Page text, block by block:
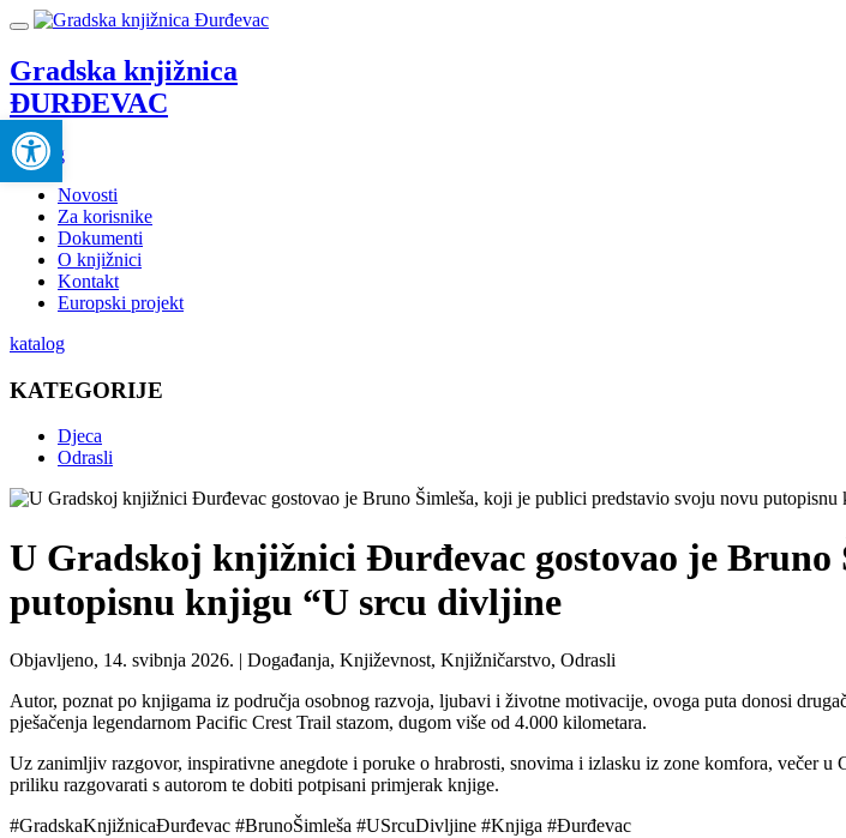
Gradska knjižnica
ĐURĐEVAC
katalog
Novosti
Za korisnike
Dokumenti
O knjižnici
Kontakt
Europski projekt
katalog
KATEGORIJE
Djeca
Odrasli
U Gradskoj knjižnici Đurđevac gostovao je
putopisnu knjigu “U srcu divljine
Objavljeno, 14. svibnja 2026. | Događanja, Književnost, Knjižničarstvo, Odrasli
Autor, poznat po knjigama iz područja osobnog razvoja, ljubavi i životne motivacije, ovoga puta donosi
pješačenja legendarnom Pacific Crest Trail stazom, dugom više od 4.000 kilometara.
Uz zanimljiv razgovor, inspirativne anegdote i poruke o hrabrosti, snovima i izlasku iz zone komfora, večer
priliku razgovarati s autorom te dobiti potpisani primjerak knjige.
#GradskaKnjižnicaĐurđevac #BrunoŠimleša #USrcuDivljine #Knjiga #Đurđevac
Open toolbar